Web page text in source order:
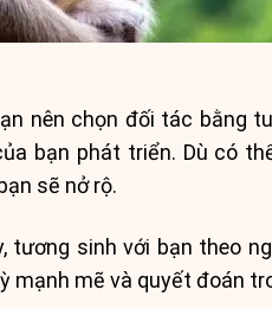
nên chọn đối tác bằng
bạn phát triển. Dù có
sẽ nở rộ.
tương sinh với bạn theo
mạnh mẽ và quyết đoán